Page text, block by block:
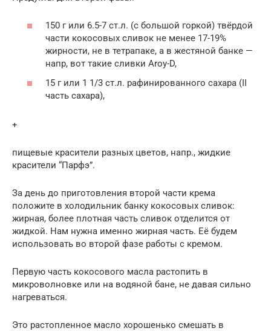
150 г или 6.5-7 ст.л. (с большой горкой) твёрдой
части кокосовых сливок не менее 17-19%
жирности, не в тетрапаке, а в жестяной банке —
напр, вот такие сливки Aroy-D,
15 г или 1 1/3 ст.л. рафинированного сахара (II
часть сахара),
+
пищевые красители разных цветов, напр., жидкие
красители “Парфэ”.
За день до приготовления второй части крема
положите в холодильник банку кокосовых сливок:
жирная, более плотная часть сливок отделится от
жидкой. Нам нужна именно жирная часть. Её будем
использовать во второй фазе работы с кремом.
Первую часть кокосового масла растопить в
микроволновке или на водяной бане, не давая сильно
нагреваться.
Это растопленное масло хорошенько смешать в